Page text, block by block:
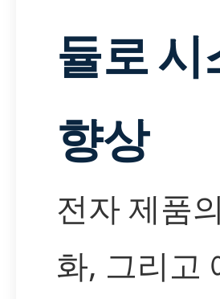
듈로
향상
전자 제품
화, 그리고